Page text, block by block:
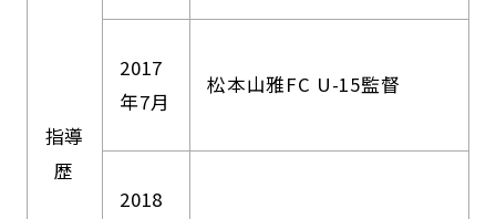
指導
歴
2017
年7月
松本山雅FC U-15監督
2018